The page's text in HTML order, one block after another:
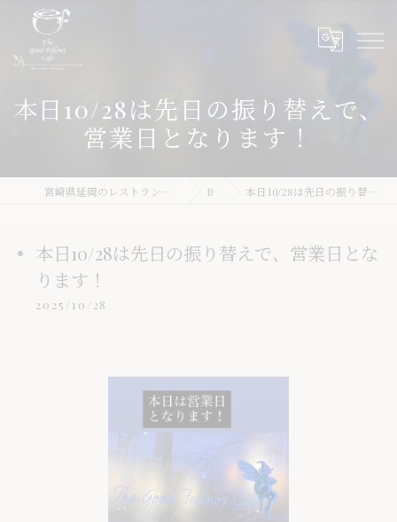
本日10/28は先日の振り替えで、
営業日となります！
宮崎県延岡のレストランならThe Good Fellows Cafe Blog 本日10/28は先日の振り替えで、営業日となります！
本日10/28は先日の振り替えで、営業日とな
ります！
2025/10/28